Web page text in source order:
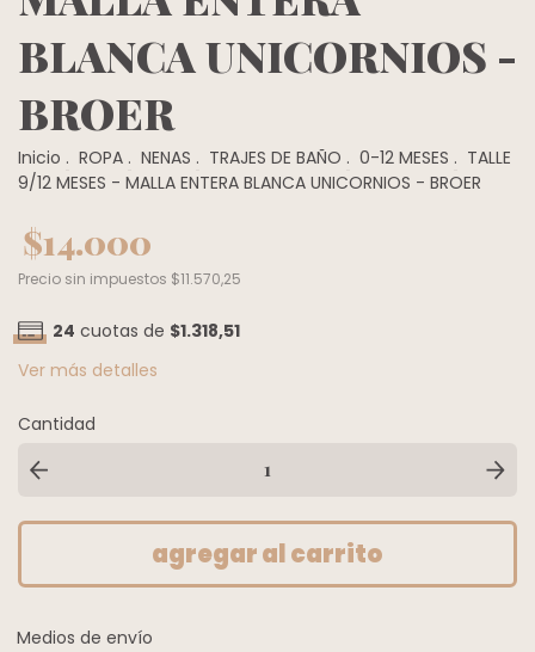
BLANCA UNICORNIOS -
BROER
Inicio . ROPA . NENAS . TRAJES DE BAÑO . 0-12 MESES . TALLE
9/12 MESES - MALLA ENTERA BLANCA UNICORNIOS - BROER
$14.000
Precio sin impuestos $11.570,25
24 cuotas de $1.318,51
Ver más detalles
Cantidad
Medios de envío